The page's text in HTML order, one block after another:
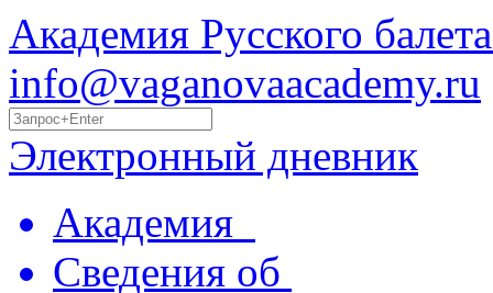
Академия Русского
info@vaganovaacademy.ru
Электронный дневник
Академия
Сведения об